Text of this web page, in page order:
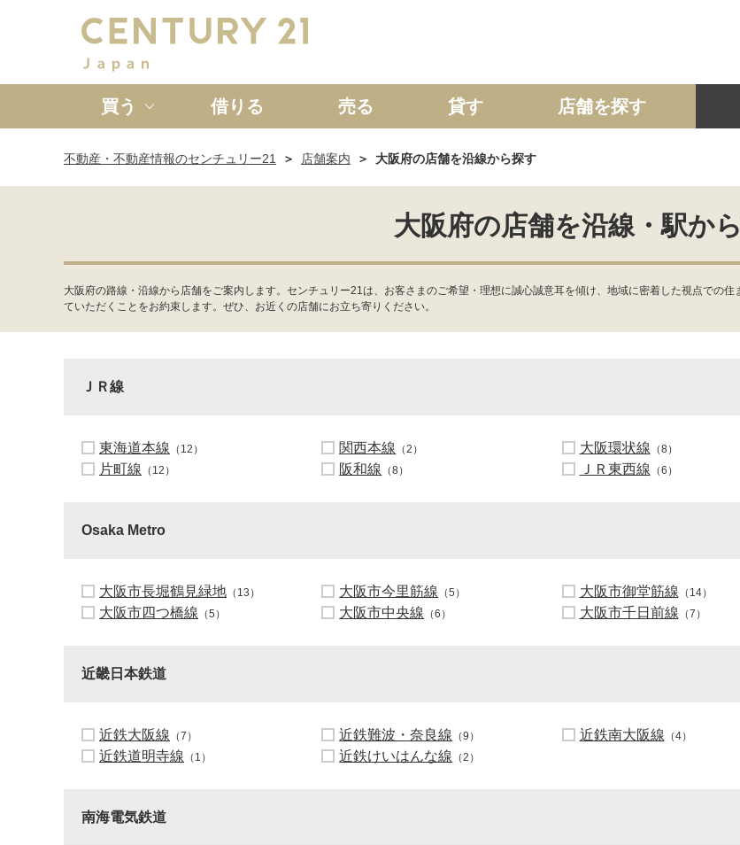
買う
新築一戸建て 中古一戸建て マンション
借りる 売る 貸す 店舗を探す
不動産・不動産情報のセンチュリー21 店舗案内 大阪府の店舗を沿線から探す
大阪府の店舗を沿線・駅か
大阪府の路線・沿線から店舗をご案内します。センチュリー21は、お客さまのご希望・理想に誠心誠意耳を傾け、地域に密着した視点での
ていただくことをお約束します。ぜひ、お近くの店舗にお立ち寄りください。
ＪＲ線
東海道本線 （12） 関西本線 （2） 大阪環状線 （8）
片町線 （12） 阪和線 （8） ＪＲ東西線 （6）
Osaka Metro
大阪市長堀鶴見緑地 （13） 大阪市今里筋線 （5） 大阪市御堂筋線 （14）
大阪市四つ橋線 （5） 大阪市中央線 （6） 大阪市千日前線 （7）
近畿日本鉄道
近鉄大阪線 （7） 近鉄難波・奈良線 （9） 近鉄南大阪線 （4）
近鉄道明寺線 （1） 近鉄けいはんな線 （2）
南海電気鉄道